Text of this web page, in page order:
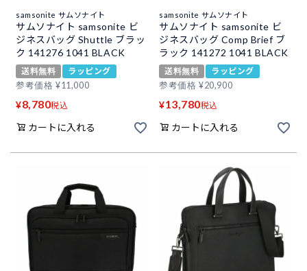
samsonite サムソナイト
サムソナイト samsonite ビ
ジネスバッグ Shuttle ブラッ
ク 141276 1041 BLACK
送料無料
ラッピング
参考価格 ¥11,000
¥8,780税込
カートに入れる
samsonite サムソナイト
サムソナイト samsonite ビ
ジネスバッグ Comp Brief ブ
ラック 141272 1041 BLACK
送料無料
ラッピング
参考価格 ¥20,900
¥13,780税込
カートに入れる